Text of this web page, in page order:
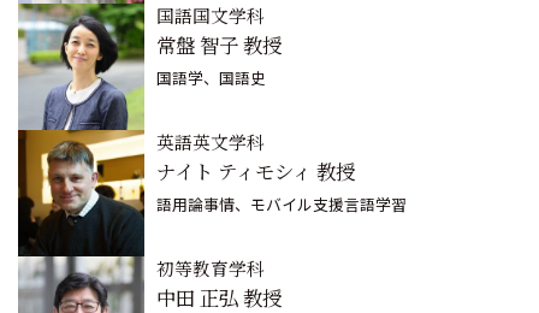
国語国文学科
常盤 智子 教授
国語学、国語史
英語英文学科
ナイト ティモシィ 教授
語用論事情、モバイル支援言語学習
初等教育学科
中田 正弘 教授